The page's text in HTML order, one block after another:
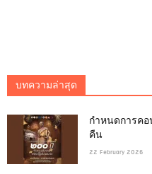
บทความล่าสุด
กำหนดการคอ
คืน
22 February 2026